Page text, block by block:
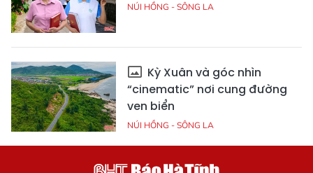
NÚI HỒNG - SÔNG LA
Kỳ Xuân và góc nhìn
“cinematic” nơi cung đường
ven biển
NÚI HỒNG - SÔNG LA